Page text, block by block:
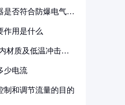
是否符合防爆电气设
作用是什么
材质及低温冲击要
少电流
制和调节流量的目的